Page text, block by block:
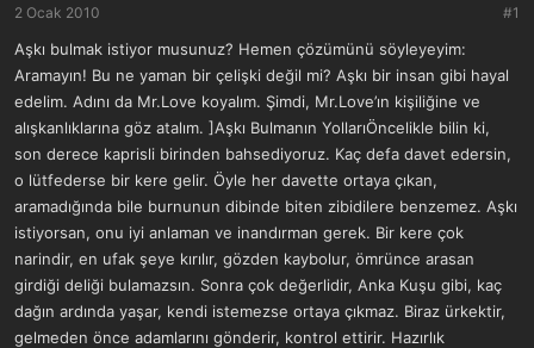
a
ş
a
t
a
n
t
r
i
h
i
2 Ocak 2010 #1
Aşkı bulmak istiyor musunuz? Hemen çözümünü söyleyeyim:
Aramayın! Bu ne yaman bir çelişki değil mi? Aşkı bir insan gibi hayal
edelim. Adını da Mr.Love koyalım. Şimdi, Mr.Love’ın kişiliğine ve
alışkanlıklarına göz atalım. ]Aşkı Bulmanın YollarıÖncelikle bilin ki,
son derece kaprisli birinden bahsediyoruz. Kaç defa davet edersin,
o lütfederse bir kere gelir. Öyle her davette ortaya çıkan,
aramadığında bile burnunun dibinde biten zibidilere benzemez. Aşkı
istiyorsan, onu iyi anlaman ve inandırman gerek. Bir kere çok
narindir, en ufak şeye kırılır, gözden kaybolur, ömrünce arasan
girdiği deliği bulamazsın. Sonra çok değerlidir, Anka Kuşu gibi, kaç
dağın ardında yaşar, kendi istemezse ortaya çıkmaz. Biraz ürkektir,
gelmeden önce adamlarını gönderir, kontrol ettirir. Hazırlık